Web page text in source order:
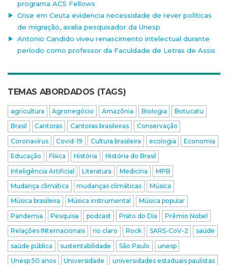
programa ACS Fellows
Crise em Ceuta evidencia necessidade de rever políticas
de migração, avalia pesquisador da Unesp
Antonio Candido viveu renascimento intelectual durante
período como professor da Faculdade de Letras de Assis
TEMAS ABORDADOS (TAGS)
agricultura Agronegócio Amazônia Biologia
Botucatu
Brasil
Cantoras Cantoras brasileiras
Conservação
Coronavírus
Covid-19 Cultura brasileira ecologia
Economia
Educação
Física História
História do Brasil
Inteligência Artificial
Literatura Medicina
MPB
Mudança climática
mudanças climáticas
Música
Música brasileira
Música instrumental
Música popular
Pandemia
Pesquisa podcast Prato do Dia
Prêmio Nobel
Relações INternacionais
rio claro Rock SARS-CoV-2
saúde
saúde pública
sustentabilidade São Paulo
unesp
Unesp 50 anos
Universidade universidades estaduais paulistas